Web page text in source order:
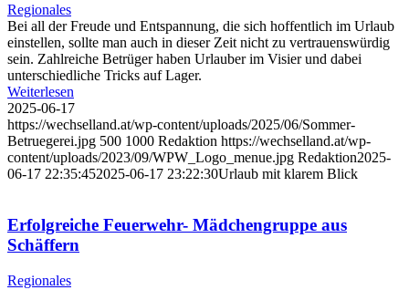
Regionales
Bei all der Freude und Entspannung, die sich hoffentlich im Urlaub
einstellen, sollte man auch in dieser Zeit nicht zu vertrauenswürdig
sein. Zahlreiche Betrüger haben Urlauber im Visier und dabei
unterschiedliche Tricks auf Lager.
Weiterlesen
2025-06-17
https://wechselland.at/wp-content/uploads/2025/06/Sommer-
Betruegerei.jpg 500 1000 Redaktion https://wechselland.at/wp-
content/uploads/2023/09/WPW_Logo_menue.jpg Redaktion2025-
06-17 22:35:452025-06-17 23:22:30Urlaub mit klarem Blick
Erfolgreiche Feuerwehr- Mädchengruppe aus
Schäffern
Regionales